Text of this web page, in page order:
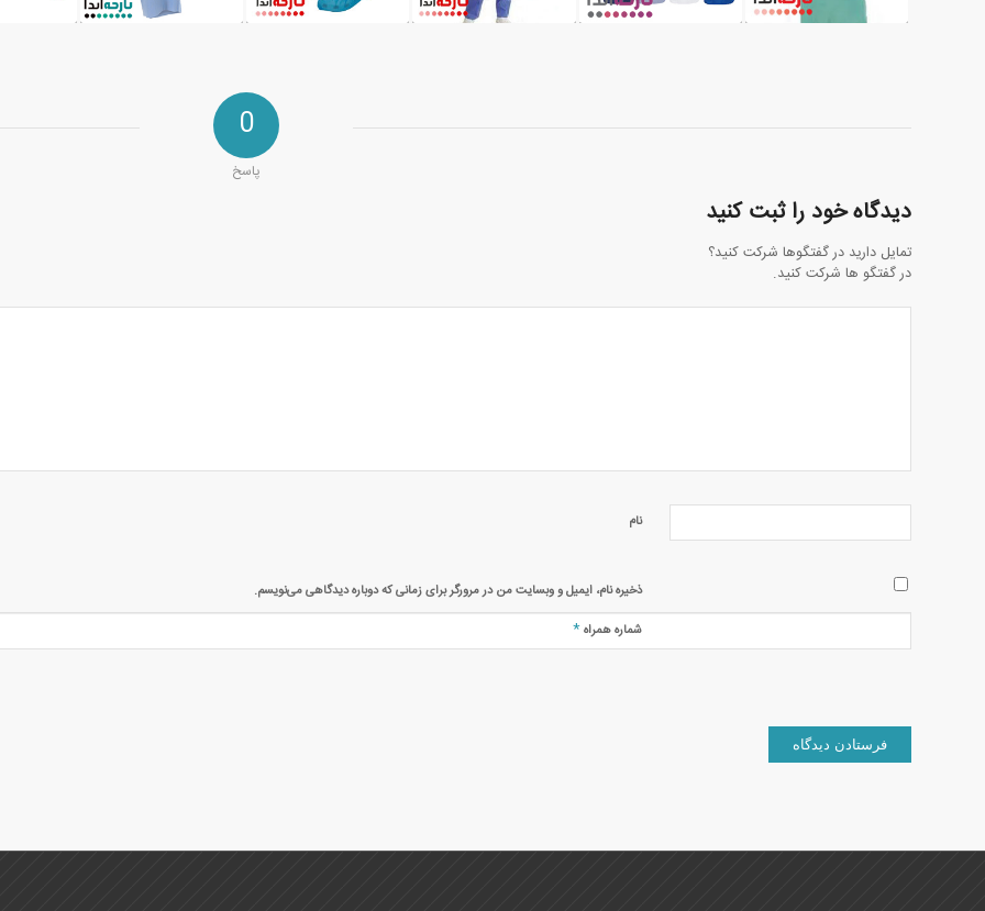
0
پاسخ
دیدگاه خود را ثبت کنید
تمایل دارید در گفتگوها شرکت کنید؟
در گفتگو ها شرکت کنید.
نام
ذخیره نام، ایمیل و وبسایت من در مرورگر برای زمانی که دوباره دیدگاهی می‌نویسم.
شماره همراه*